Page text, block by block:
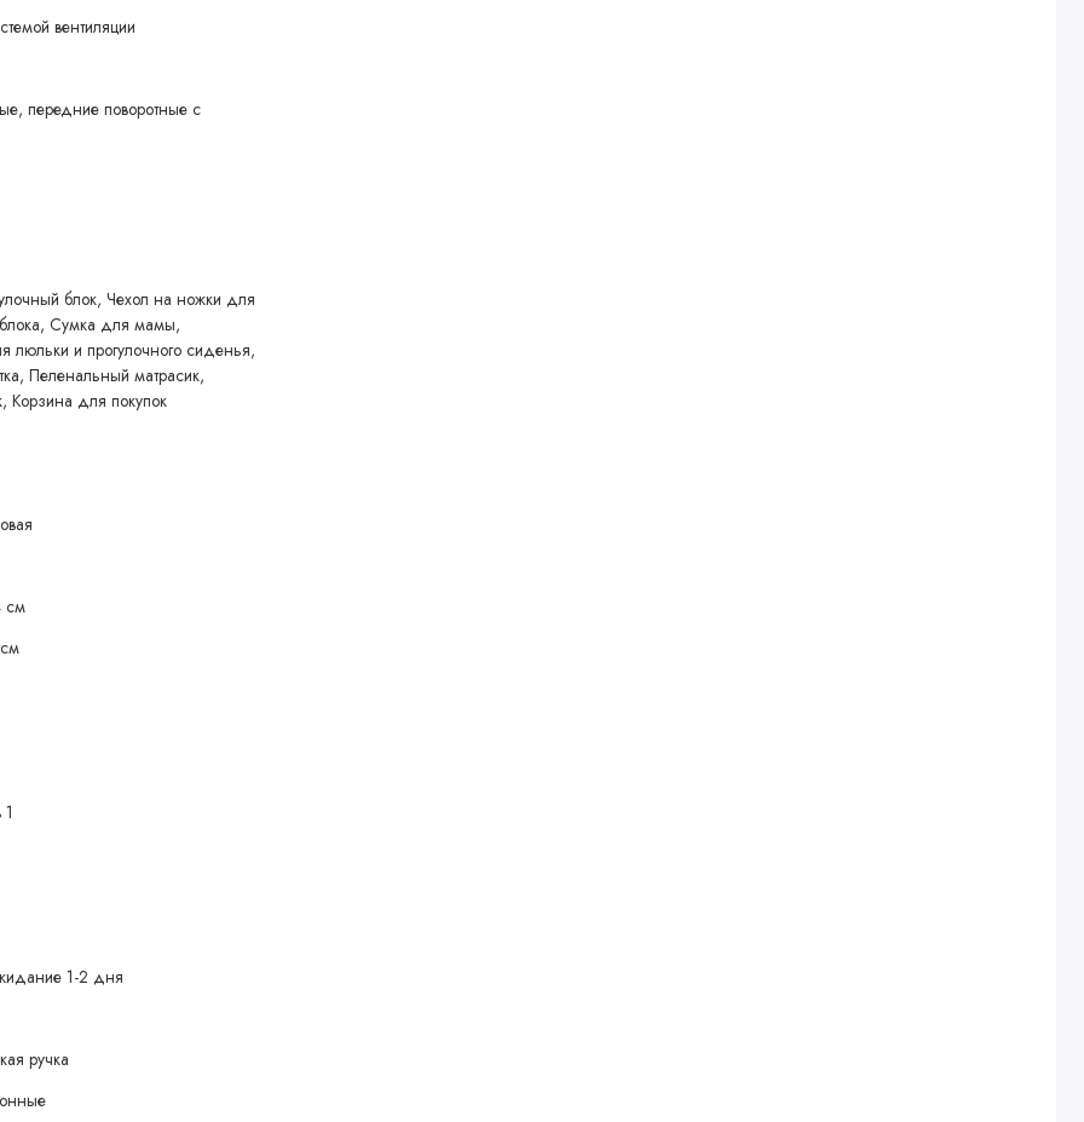
покупателя вносить изменения в конструкцию,
вентиляции
передние поворотные с
блок, Чехол на ножки для
блока, Сумка для мамы,
и прогулочного сиденья,
Пеленальный матрасик,
Корзина для покупок
см
1-2 дня
ручка